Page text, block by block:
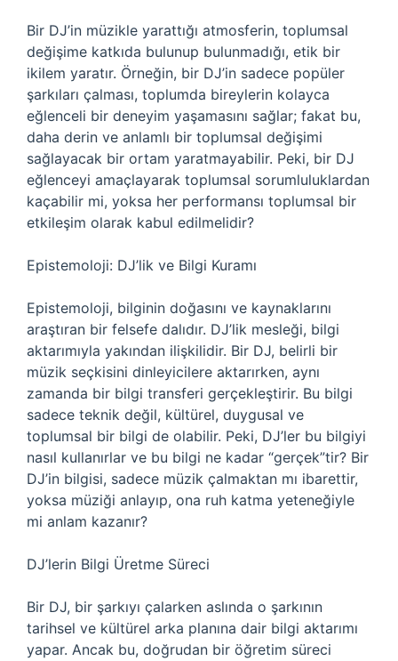
Bir DJ’in müzikle yarattığı atmosferin, toplumsal
değişime katkıda bulunup bulunmadığı, etik bir
ikilem yaratır. Örneğin, bir DJ’in sadece popüler
şarkıları çalması, toplumda bireylerin kolayca
eğlenceli bir deneyim yaşamasını sağlar; fakat bu,
daha derin ve anlamlı bir toplumsal değişimi
sağlayacak bir ortam yaratmayabilir. Peki, bir DJ
eğlenceyi amaçlayarak toplumsal sorumluluklardan
kaçabilir mi, yoksa her performansı toplumsal bir
etkileşim olarak kabul edilmelidir?
Epistemoloji: DJ’lik ve Bilgi Kuramı
Epistemoloji, bilginin doğasını ve kaynaklarını
araştıran bir felsefe dalıdır. DJ’lik mesleği, bilgi
aktarımıyla yakından ilişkilidir. Bir DJ, belirli bir
müzik seçkisini dinleyicilere aktarırken, aynı
zamanda bir bilgi transferi gerçekleştirir. Bu bilgi
sadece teknik değil, kültürel, duygusal ve
toplumsal bir bilgi de olabilir. Peki, DJ’ler bu bilgiyi
nasıl kullanırlar ve bu bilgi ne kadar “gerçek”tir? Bir
DJ’in bilgisi, sadece müzik çalmaktan mı ibarettir,
yoksa müziği anlayıp, ona ruh katma yeteneğiyle
mi anlam kazanır?
DJ’lerin Bilgi Üretme Süreci
Bir DJ, bir şarkıyı çalarken aslında o şarkının
tarihsel ve kültürel arka planına dair bilgi aktarımı
yapar. Ancak bu, doğrudan bir öğretim süreci